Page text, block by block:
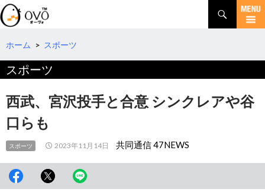
検
索
コ
テ
へ
移
動
ホーム > スポーツ
スポーツ
西武、宮沢投手と合意 シンクレアや谷
口らも
スポーツ 2023年11月14日 共同通信 47NEWS